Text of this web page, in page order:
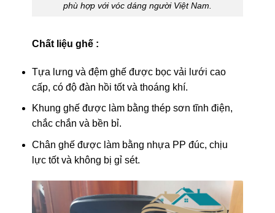
phù hợp với vóc dáng người Việt Nam.
Chất liệu ghế :
Tựa lưng và đệm ghế được bọc vải lưới cao
cấp, có độ đàn hồi tốt và thoáng khí.
Khung ghế được làm bằng thép sơn tĩnh điện,
chắc chắn và bền bỉ.
Chân ghế được làm bằng nhựa PP đúc, chịu
lực tốt và không bị gỉ sét.